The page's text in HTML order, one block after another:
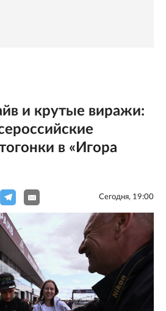
и крутые виражи:
в «Игора
Сегодня, 19:00